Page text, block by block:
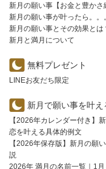
新月の願い事【お金と豊かさ
新月の願い事が叶ったら。。。
新月の願い事とその効果とは
新月と満月について
無料プレゼント
LINEお友だち限定
新月で願い事を叶え
【2026年カレンダー付き】
恋を叶える具体的例文
【2026年保存版】新月の願
説
2026年 満月の名前一覧｜1